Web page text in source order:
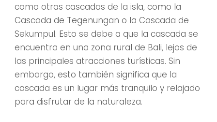
como otras cascadas de la isla, como la
Cascada de Tegenungan o la Cascada de
Sekumpul. Esto se debe a que la cascada se
encuentra en una zona rural de Bali, lejos de
las principales atracciones turísticas. Sin
embargo, esto también significa que la
cascada es un lugar más tranquilo y relajado
para disfrutar de la naturaleza.